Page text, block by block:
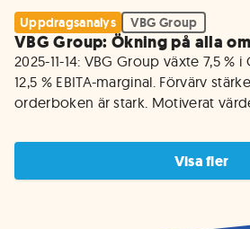
Uppdragsanalys VBG Group
VBG Group: Ökning på alla
2025-11-14: VBG Group växte 7,5 %
12,5 % EBITA-marginal. Förvärv
orderboken är stark. Motiverat
Visa fler